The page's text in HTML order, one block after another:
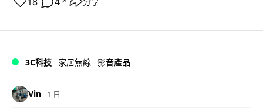
3C科技 家居無線 影音產品
Vin 1 日